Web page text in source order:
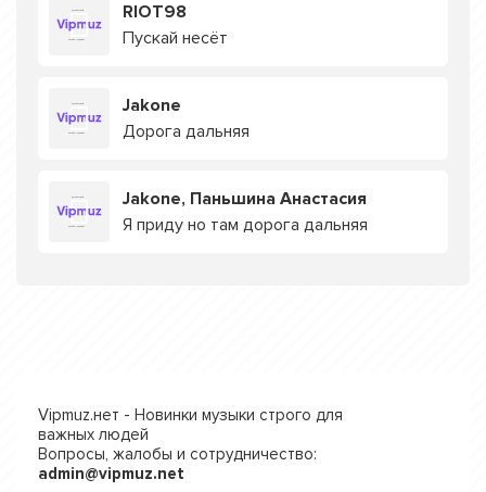
RIOT98
Пускай несёт
Jakone
Дорога дальняя
Jakone, Паньшина Анастасия
Я приду но там дорога дальняя
Vipmuz.нет - Новинки музыки строго для
важных людей
Вопросы, жалобы и сотрудничество:
admin@vipmuz.net